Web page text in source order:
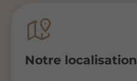
Notre localisation